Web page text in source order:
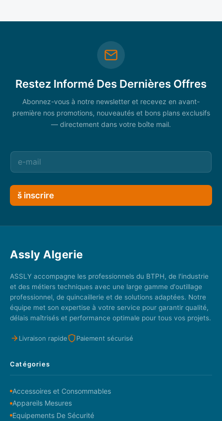
Restez Informé Des Dernières Offres
Abonnez-vous à notre newsletter et recevez en avant-
première nos promotions, nouveautés et bons plans exclusifs
— directement dans votre boîte mail.
š inscrire
Assly Algerie
ASSLY accompagne les professionnels du BTPH, de l'industrie
et des métiers techniques avec une large gamme d'outillage
professionnel, de quincaillerie et de solutions adaptées. Notre
équipe met son expertise à votre service pour garantir qualité,
délais maîtrisés et performance optimale pour tous vos projets.
Livraison rapide Paiement sécurisé
Catégories
Accessoires et Consommables
Appareils Mesures
Equipements De Sécurité